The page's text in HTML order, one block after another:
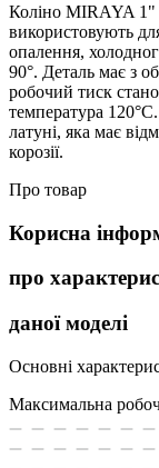
Коліно MIRAYA
використовують
опалення,
90°. Деталь має з
робочий тиск
температура
латуні, яка має
корозії.
Про товар
Корисна
про
даної моделі
Основні
Максимальна